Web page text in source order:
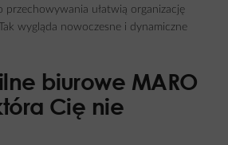
przechowywania ułatwią organizację
wygląda nowoczesne i dynamiczne
biurowe MARO
Cię nie